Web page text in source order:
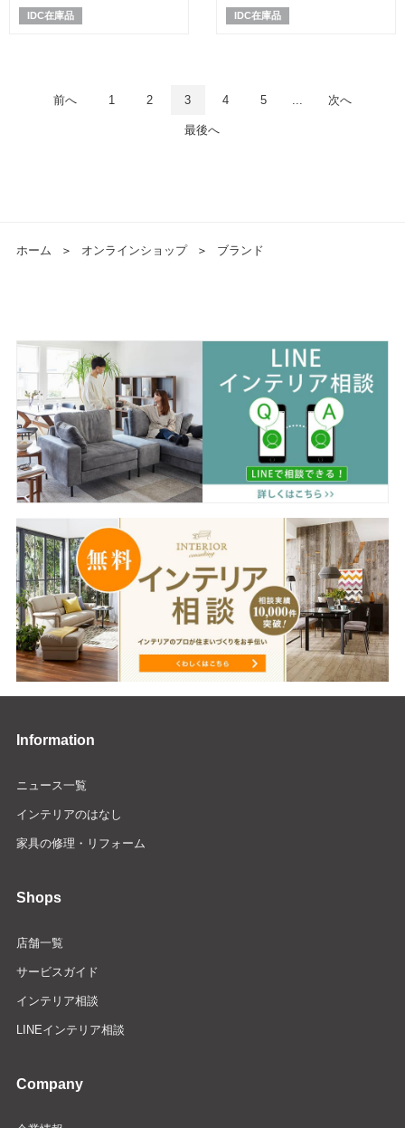
IDC在庫品 IDC在庫品
前へ 1 2 3 4 5 次へ
最後へ
ホーム ＞ オンラインショップ ＞ ブランド
Information
ニュース一覧
インテリアのはなし
家具の修理・リフォーム
Shops
店舗一覧
サービスガイド
インテリア相談
LINEインテリア相談
Company